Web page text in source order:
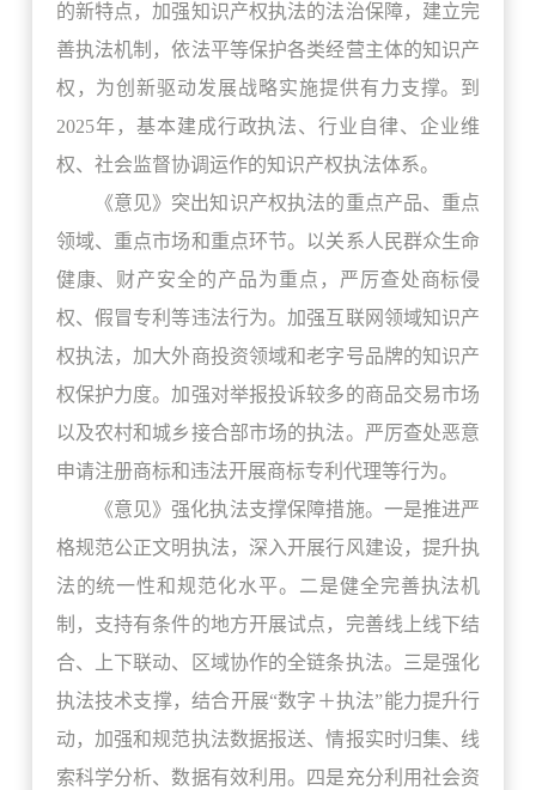
的新特点，加强知识产权执法的法治保障，建立完
善执法机制，依法平等保护各类经营主体的知识产
权，为创新驱动发展战略实施提供有力支撑。到
2025年，基本建成行政执法、行业自律、企业维
权、社会监督协调运作的知识产权执法体系。
《意见》突出知识产权执法的重点产品、重点
领域、重点市场和重点环节。以关系人民群众生命
健康、财产安全的产品为重点，严厉查处商标侵
权、假冒专利等违法行为。加强互联网领域知识产
权执法，加大外商投资领域和老字号品牌的知识产
权保护力度。加强对举报投诉较多的商品交易市场
以及农村和城乡接合部市场的执法。严厉查处恶意
申请注册商标和违法开展商标专利代理等行为。
《意见》强化执法支撑保障措施。一是推进严
格规范公正文明执法，深入开展行风建设，提升执
法的统一性和规范化水平。二是健全完善执法机
制，支持有条件的地方开展试点，完善线上线下结
合、上下联动、区域协作的全链条执法。三是强化
执法技术支撑，结合开展“数字＋执法”能力提升行
动，加强和规范执法数据报送、情报实时归集、线
索科学分析、数据有效利用。四是充分利用社会资